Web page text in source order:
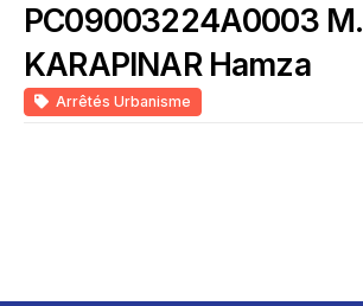
PC09003224A0003 M.
KARAPINAR Hamza
Arrêtés Urbanisme